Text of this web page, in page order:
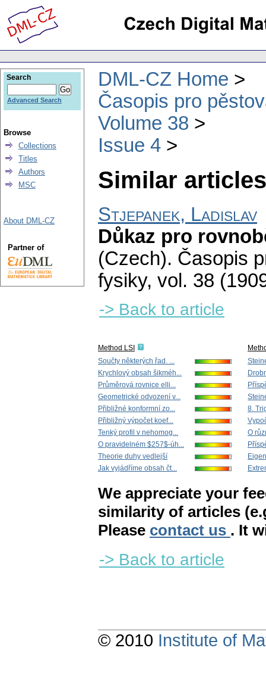
DML-CZ Home
Časopis pro
Volume 38
Issue 4
Similar
Stjepanek, Ladislav
Důkaz pro
(Czech). Časopis
fysiky, vol. 38
-> Back to article
Method LSI
Součty některých řad. ...
Krychlový obsah šikméh...
Průměrová rovnice elli...
Geometrické odvození v...
Přibližné konformní zo...
Přibližný výpočet koef...
Tenký profil v nehomog...
O pravidelném $257$-úh...
Theorie duhy vedlejší
Jak vyjádříme obsah čt...
8.
O
We appreciate your
similarity of articles
Please contact us . It
-> Back to article
Search
Advanced Search
Browse
Collections
Titles
Authors
MSC
About DML-CZ
Partner of
© 2010 Institute of